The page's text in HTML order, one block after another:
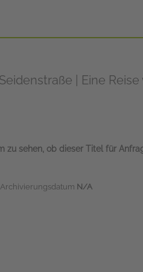
| Eine
zu sehen, ob dieser Titel für
Archivierungsdatum N/A